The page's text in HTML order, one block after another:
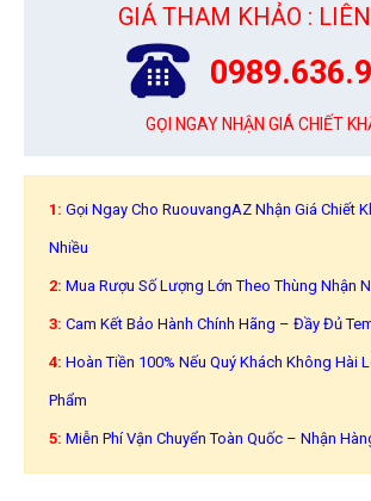
GIÁ THAM KHẢO :
GỌI NGAY NHẬN GIÁ CHIẾT
1: Gọi Ngay Cho RuouvangAZ Nhận Giá Chiết
Nhiều
2: Mua Rượu Số Lượng Lớn Theo Thùng Nhận
3: Cam Kết Bảo Hành Chính Hãng – Đầy Đủ
4: Hoàn Tiền 100% Nếu Quý Khách Không Hài
Phẩm
5: Miễn Phí Vận Chuyển Toàn Quốc – Nhận